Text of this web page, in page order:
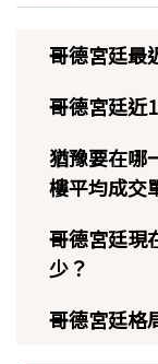
哥德宮廷最
哥德宮廷近
猶豫要在哪
樓平均成交
哥德宮廷現
少？
哥德宮廷格